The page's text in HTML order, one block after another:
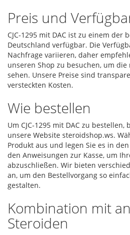
Preis und
CJC-1295 mit DAC ist zu einem der
Deutschland verfügbar. Die
Nachfrage variieren, daher
unseren Shop zu besuchen, um
sehen. Unsere Preise sind
versteckten Kosten.
Wie bestellen
Um CJC-1295 mit DAC zu bestellen,
unsere Website steroidshop.ws.
Produkt aus und legen Sie es in
den Anweisungen zur Kasse, um
abzuschließen. Wir bieten
an, um den Bestellvorgang so
gestalten.
Kombination mit
Steroiden